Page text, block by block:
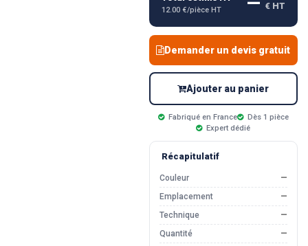
12.00 €/pièce HT € HT
Demander un devis gratuit
Ajouter au panier
Fabriqué en France
Dès 1 pièce
Expert dédié
Récapitulatif
Couleur
—
Emplacement
—
Technique
—
Quantité
—